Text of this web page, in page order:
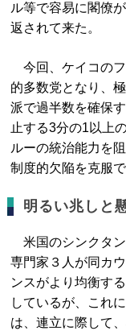
ル等で容易に閣僚
返されて来た。
今回、ケイコの
的多数党となり、
派で過半数を確保
止する3分の1以上
ルーの統治能力を
制度的欠陥を克服
明るい兆しと
米国のシンクタ
専門家３人が同カ
ンスがより均衡す
しているが、これ
は、連立に際して